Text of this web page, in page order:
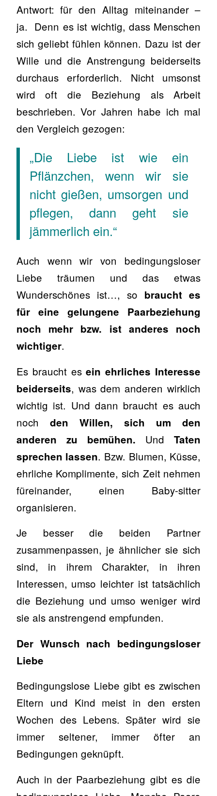
Antwort: für den Alltag miteinander –
ja. Denn es ist wichtig, dass Menschen
sich geliebt fühlen können. Dazu ist der
Wille und die Anstrengung beiderseits
durchaus erforderlich. Nicht umsonst
wird oft die Beziehung als Arbeit
beschrieben. Vor Jahren habe ich mal
den Vergleich gezogen:
„Die Liebe ist wie ein
Pflänzchen, wenn wir sie
nicht gießen, umsorgen und
pflegen, dann geht sie
jämmerlich ein.“
Auch wenn wir von bedingungsloser
Liebe träumen und das etwas
Wunderschönes ist…, so braucht es
für eine gelungene Paarbeziehung
noch mehr bzw. ist anderes noch
wichtiger.
Es braucht esein ehrliches Interesse
beiderseits, was dem anderen wirklich
wichtig ist. Und dann braucht es auch
noch den Willen, sich um den
anderen zu bemühen. UndTaten
sprechen lassen. Bzw. Blumen, Küsse,
ehrliche Komplimente, sich Zeit nehmen
füreinander, einen Baby-sitter
organisieren.
Je besser die beiden Partner
zusammenpassen, je ähnlicher sie sich
sind, in ihrem Charakter, in ihren
Interessen, umso leichter ist tatsächlich
die Beziehung und umso weniger wird
sie als anstrengend empfunden.
Der Wunsch nach bedingungsloser
Liebe
Bedingungslose Liebe gibt es zwischen
Eltern und Kind meist in den ersten
Wochen des Lebens. Später wird sie
immer seltener, immer öfter an
Bedingungen geknüpft.
Auch in der Paarbeziehung gibt es die